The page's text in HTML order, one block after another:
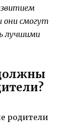
смогут
лучшими
родители